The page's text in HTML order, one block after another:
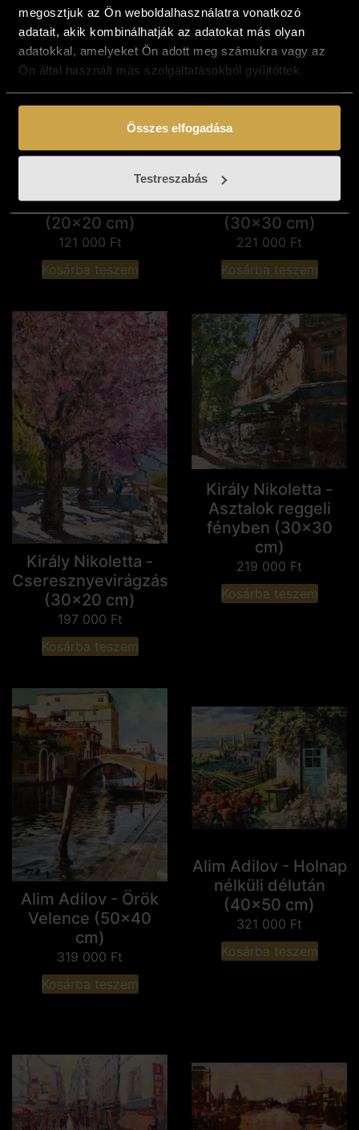
megosztjuk az Ön weboldalhasználatra vonatkozó
adatait, akik kombinálhatják az adatokat más olyan
adatokkal, amelyeket Ön adott meg számukra vagy az
Ön által használt más szolgáltatásokból gyűjtöttek.
Összes elfogadása
Testreszabás
Fehér Kornélia -
Északi fények
(20x20 cm)
121 000 Ft
Kosárba teszem
Király Nikoletta -
Tavaszi fesztivál
(30x30 cm)
221 000 Ft
Kosárba teszem
Király Nikoletta -
Cseresznyevirágzás
(30x20 cm)
197 000 Ft
Kosárba teszem
Király Nikoletta -
Asztalok reggeli
fényben (30x30
cm)
219 000 Ft
Kosárba teszem
Alim Adilov - Örök
Velence (50x40
cm)
319 000 Ft
Kosárba teszem
Alim Adilov - Holnap
nélküli délután
(40x50 cm)
321 000 Ft
Kosárba teszem